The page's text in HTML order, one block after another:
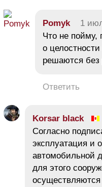
Pomyk 1
Что не пойму,
о
решаются
Ответить
Korsar black
Согласно
эксплуатация и
автомобильной
для этого
осуществляются